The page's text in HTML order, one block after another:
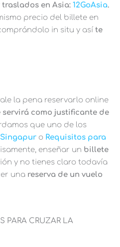
en Asia: 12GoAsia.
precio del billete en
in situ y así te
la pena reservarlo online
servirá como justificante de
que uno de los
o Requisitos para
enseñar un billete
y no tienes claro todavía
una reserva de un vuelo
PARA CRUZAR LA